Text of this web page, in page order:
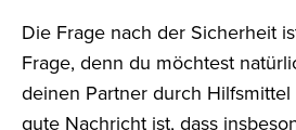
Die Frage nach der Sicherheit
Frage, denn du möchtest
deinen Partner durch
gute Nachricht ist, dass